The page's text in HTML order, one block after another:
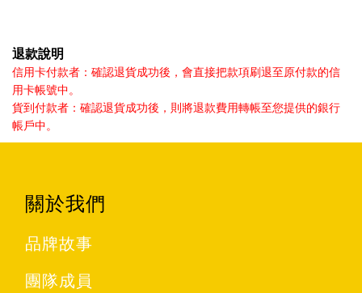
退款說明
信用卡付款者：確認退貨成功後，會直接把款項刷退至原付款的信
用卡帳號中。
貨到付款者：確認退貨成功後，則將退款費用轉帳至您提供的銀行
帳戶中。
關於我們
品牌故事
團隊成員